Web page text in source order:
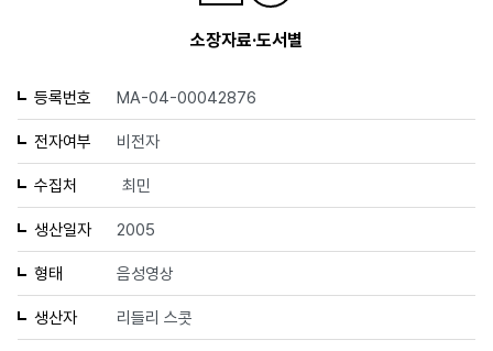
소장자료·도서별
등록번호 MA-04-00042876
전자여부 비전자
수집처 최민
생산일자 2005
형태 음성영상
생산자 리들리 스콧